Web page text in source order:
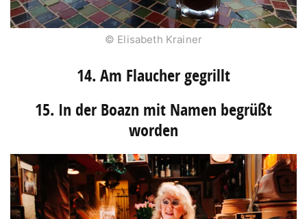
© Elisabeth Krainer
14. Am Flaucher gegrillt
15. In der Boazn mit Namen begrüßt
worden